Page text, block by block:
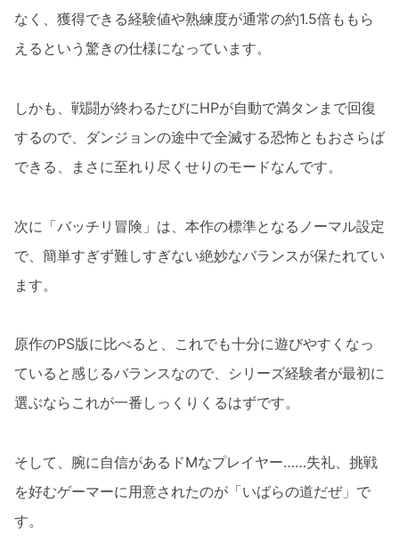
なく、獲得できる経験値や熟練度が通常の約1.5倍ももら
えるという驚きの仕様になっています。
しかも、戦闘が終わるたびにHPが自動で満タンまで回復
するので、ダンジョンの途中で全滅する恐怖ともおさらば
できる、まさに至れり尽くせりのモードなんです。
次に「バッチリ冒険」は、本作の標準となるノーマル設定
で、簡単すぎず難しすぎない絶妙なバランスが保たれてい
ます。
原作のPS版に比べると、これでも十分に遊びやすくなっ
ていると感じるバランスなので、シリーズ経験者が最初に
選ぶならこれが一番しっくりくるはずです。
そして、腕に自信があるドMなプレイヤー……失礼、挑戦
を好むゲーマーに用意されたのが「いばらの道だぜ」で
す。